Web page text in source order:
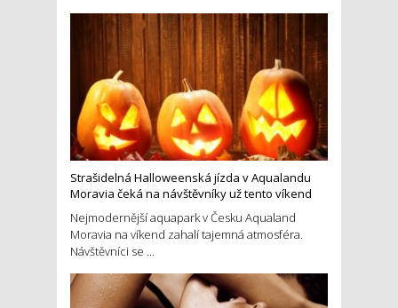
Strašidelná Halloweenská jízda v Aqualandu
Moravia čeká na návštěvníky už tento víkend
Nejmodernější aquapark v Česku Aqualand
Moravia na víkend zahalí tajemná atmosféra.
Návštěvníci se ...